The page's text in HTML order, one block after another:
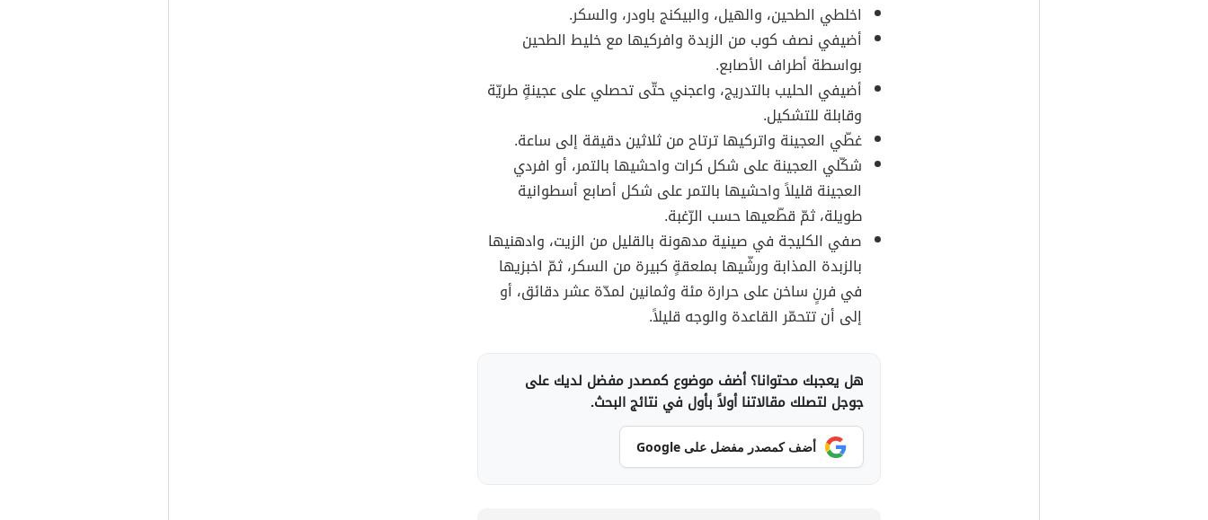
اخلطي الطحين، والهيل، والبيكنج باودر، والسكر.
أضيفي نصف كوب من الزبدة وافركيها مع خليط الطحين
بواسطة أطراف الأصابع.
أضيفي الحليب بالتدريج، واعجني حتّى تحصلي على عجينةٍ طريّة
وقابلة للتشكيل.
غطّي العجينة واتركيها ترتاح من ثلاثين دقيقة إلى ساعة.
شكّلي العجينة على شكل كرات واحشيها بالتمر، أو افردي
العجينة قليلاً واحشيها بالتمر على شكل أصابع أسطوانية
طويلة، ثمّ قطّعيها حسب الرّغبة.
صفي الكليجة في صينية مدهونة بالقليل من الزيت، وادهنيها
بالزبدة المذابة ورشّيها بملعقةٍ كبيرة من السكر، ثمّ اخبزيها
في فرنٍ ساخن على حرارة مئة وثمانين لمدّة عشر دقائق، أو
إلى أن تتحمّر القاعدة والوجه قليلاً.
هل يعجبك محتوانا؟ أضف موضوع كمصدر مفضل لديك على
جوجل لتصلك مقالاتنا أولاً بأول في نتائج البحث.
أضف كمصدر مفضل على Google